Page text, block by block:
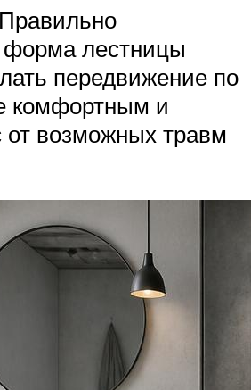
форма лестницы
передвижение по
комфортным и
от возможных травм